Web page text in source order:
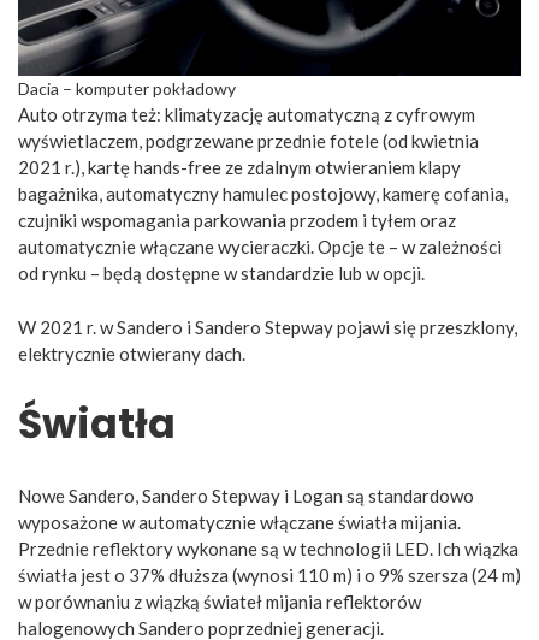
Dacia – komputer pokładowy
Auto otrzyma też: klimatyzację automatyczną z cyfrowym
wyświetlaczem, podgrzewane przednie fotele (od kwietnia
2021 r.), kartę hands-free ze zdalnym otwieraniem klapy
bagażnika, automatyczny hamulec postojowy, kamerę cofania,
czujniki wspomagania parkowania przodem i tyłem oraz
automatycznie włączane wycieraczki. Opcje te – w zależności
od rynku – będą dostępne w standardzie lub w opcji.
W 2021 r. w Sandero i Sandero Stepway pojawi się przeszklony,
elektrycznie otwierany dach.
Światła
Nowe Sandero, Sandero Stepway i Logan są standardowo
wyposażone w automatycznie włączane światła mijania.
Przednie reflektory wykonane są w technologii LED. Ich wiązka
światła jest o 37% dłuższa (wynosi 110 m) i o 9% szersza (24 m)
w porównaniu z wiązką świateł mijania reflektorów
halogenowych Sandero poprzedniej generacji.